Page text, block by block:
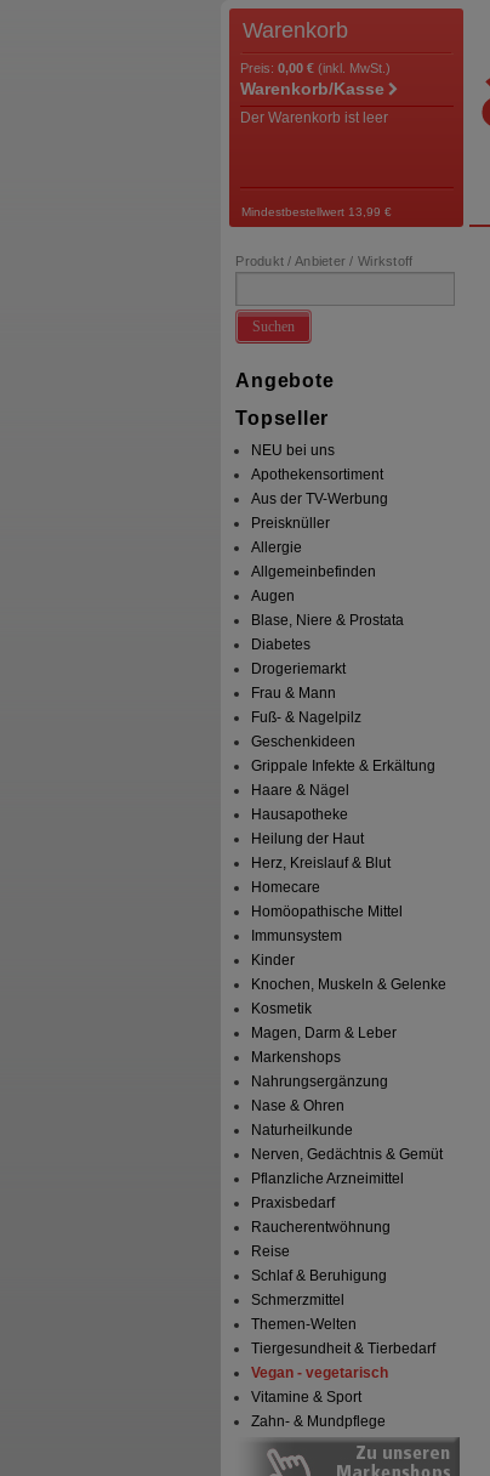
Warenkorb
Preis: 0,00 € (inkl. MwSt.)
Warenkorb/Kasse
Der Warenkorb ist leer
Mindestbestellwert 13,99 €
Produkt / Anbieter / Wirkstoff
Suchen
Angebote
Topseller
NEU bei uns
Apothekensortiment
Aus der TV-Werbung
Preisknüller
Allergie
Allgemeinbefinden
Augen
Blase, Niere & Prostata
Diabetes
Drogeriemarkt
Frau & Mann
Fuß- & Nagelpilz
Geschenkideen
Grippale Infekte & Erkältung
Haare & Nägel
Hausapotheke
Heilung der Haut
Herz, Kreislauf & Blut
Homecare
Homöopathische Mittel
Immunsystem
Kinder
Knochen, Muskeln & Gelenke
Kosmetik
Magen, Darm & Leber
Markenshops
Nahrungsergänzung
Nase & Ohren
Naturheilkunde
Nerven, Gedächtnis & Gemüt
Pflanzliche Arzneimittel
Praxisbedarf
Raucherentwöhnung
Reise
Schlaf & Beruhigung
Schmerzmittel
Themen-Welten
Tiergesundheit & Tierbedarf
Vegan - vegetarisch
Vitamine & Sport
Zahn- & Mundpflege